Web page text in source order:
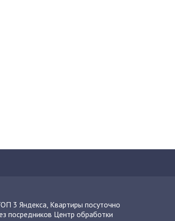
3 Яндекса, Квартиры посуточно
посредников Центр обработки